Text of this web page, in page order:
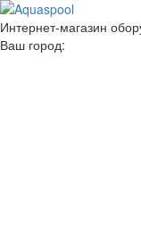
Интернет-магазин
Ваш город: